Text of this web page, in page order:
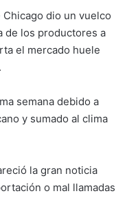
dio un vuelco
de los productores a
el mercado huele
semana debido a
y sumado al clima
la gran noticia
o mal llamadas